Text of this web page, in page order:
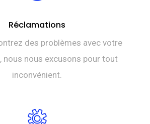
Réclamations
des problèmes avec votre
nous nous excusons pour tout
inconvénient.